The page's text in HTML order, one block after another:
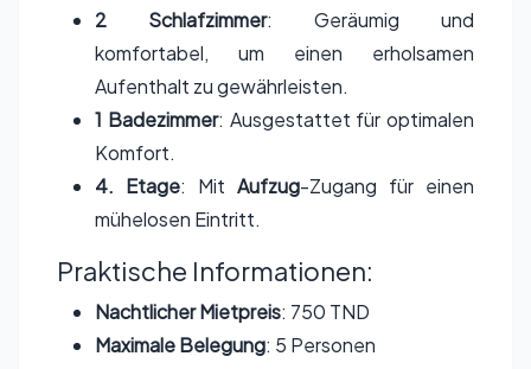
2 Schlafzimmer: Geräumig und
komfortabel, um einen erholsamen
Aufenthalt zu gewährleisten.
1 Badezimmer: Ausgestattet für optimalen
Komfort.
4. Etage: Mit Aufzug-Zugang für einen
mühelosen Eintritt.
Praktische Informationen:
Nachtlicher Mietpreis: 750 TND
Maximale Belegung: 5 Personen